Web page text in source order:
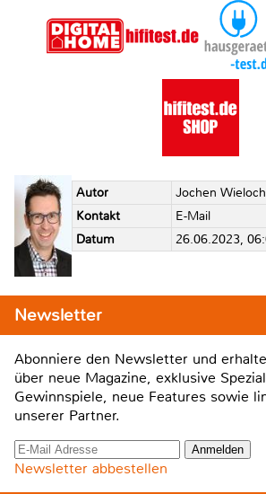
Autor
Jochen Wieloch
Kontakt
E-Mail
Datum
26.06.2023,
Newsletter
Abonniere den Newsletter und
über neue Magazine, exklusive
Gewinnspiele, neue Features sowie
unserer Partner.
Newsletter abbestellen